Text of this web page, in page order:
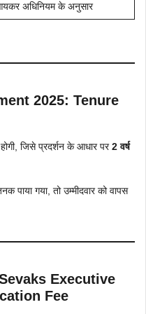
अधिनियम के अनुसार
2025: Tenure
जिसे प्रदर्शन के आधार पर2 वर्ष
पाया गया, तो उम्मीदवार को वापस
Executive
Fee